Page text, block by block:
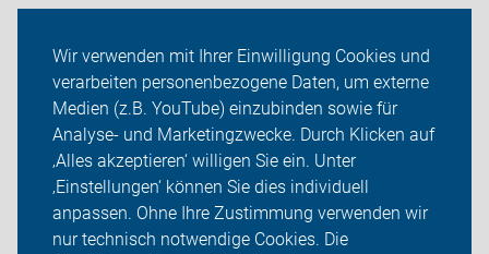
Wir verwenden mit Ihrer Einwilligung Cookies und
verarbeiten personenbezogene Daten, um externe
Medien (z.B. YouTube) einzubinden sowie für
Analyse- und Marketingzwecke. Durch Klicken auf
‚Alles akzeptieren‘ willigen Sie ein. Unter
‚Einstellungen‘ können Sie dies individuell
anpassen. Ohne Ihre Zustimmung verwenden wir
nur technisch notwendige Cookies. Die
ADFC Niedersachsen
Sei dabei
Presse